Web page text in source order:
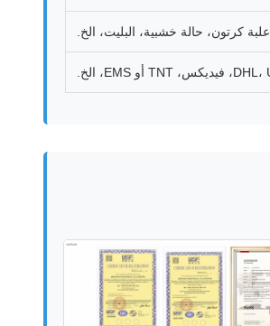
علبة كرتون، حالة خشبية، البليت، الخ.